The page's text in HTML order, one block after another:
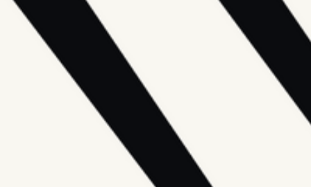
리서치 및 디자인